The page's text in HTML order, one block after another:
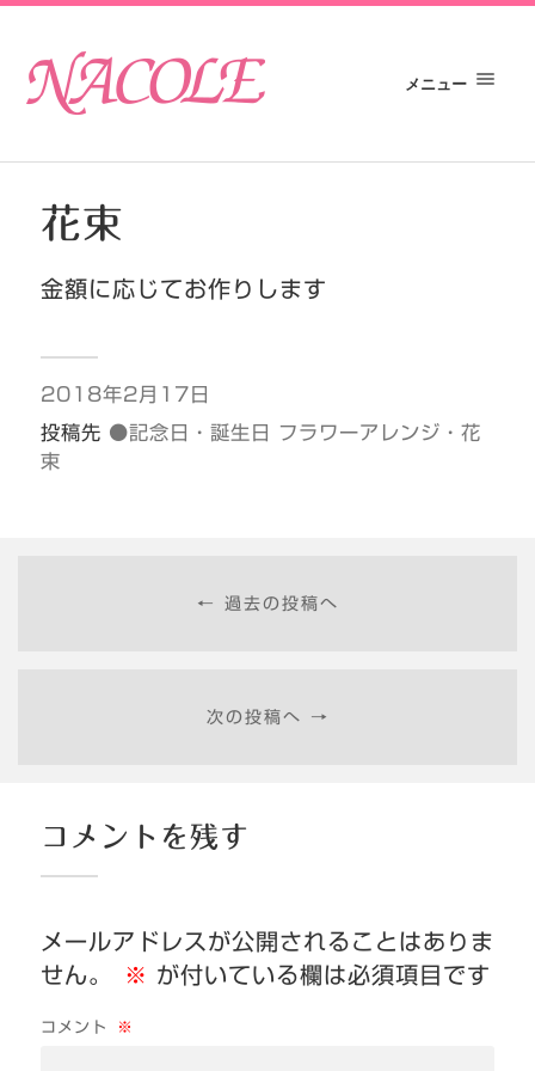
メニュー
花束
金額に応じてお作りします
2018年2月17日
投稿先 ●記念日・誕生日 フラワーアレンジ・花
束
← 過去の投稿へ
次の投稿へ →
コメントを残す
メールアドレスが公開されることはありま
せん。
※ が付いている欄は必須項目です
コメント ※